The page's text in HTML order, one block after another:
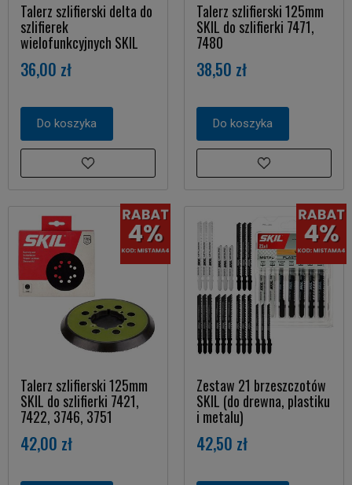
Talerz szlifierski delta do
szlifierek
wielofunkcyjnych SKIL
36,00 zł
Do koszyka
Talerz szlifierski 125mm
SKIL do szlifierki 7471,
7480
38,50 zł
Do koszyka
Talerz szlifierski 125mm
SKIL do szlifierki 7421,
7422, 3746, 3751
42,00 zł
Zestaw 21 brzeszczotów
SKIL (do drewna, plastiku
i metalu)
42,50 zł